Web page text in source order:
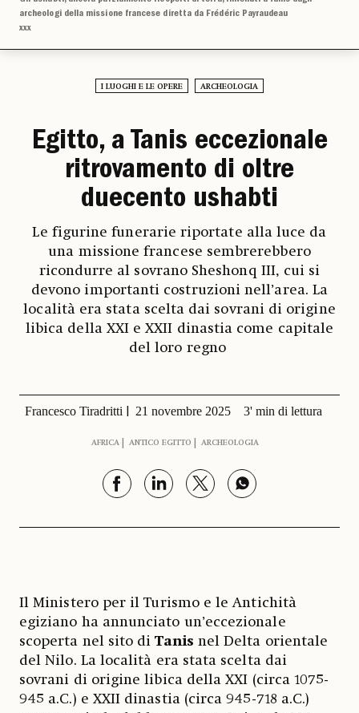
archeologi della missione francese diretta da Frédéric Payraudeau
xxx
I LUOGHI E LE OPERE ARCHEOLOGIA
Egitto, a Tanis eccezionale
ritrovamento di oltre
duecento ushabti
Le figurine funerarie riportate alla luce da
una missione francese sembrerebbero
ricondurre al sovrano Sheshonq III, cui si
devono importanti costruzioni nell’area. La
località era stata scelta dai sovrani di origine
libica della XXI e XXII dinastia come capitale
del loro regno
Francesco Tiradritti 21 novembre 2025 3' min di lettura
AFRICA ANTICO EGITTO ARCHEOLOGIA
Il Ministero per il Turismo e le Antichità
egiziano ha annunciato un’eccezionale
scoperta nel sito diTanis nel Delta orientale
del Nilo. La località era stata scelta dai
sovrani di origine libica della XXI (circa 1075-
945 a.C.) e XXII dinastia (circa 945-718 a.C.)